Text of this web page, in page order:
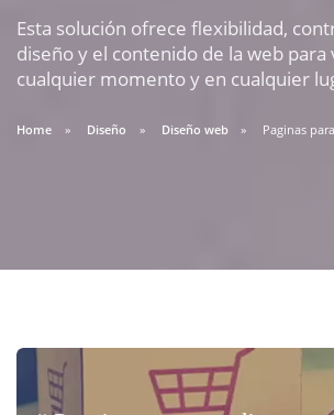
Esta solución ofrece flexibilidad,
diseño y el contenido de la web para
cualquier momento y en cualquier
Home Diseño Diseño web Paginas
soporte@webseo.cl